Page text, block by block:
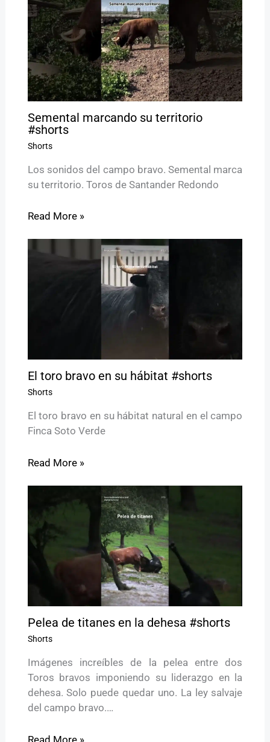
Semental marcando su territorio
#shorts
Shorts
Los sonidos del campo bravo. Semental marca
su territorio. Toros de Santander Redondo
Read More »
El toro bravo en su hábitat #shorts
Shorts
El toro bravo en su hábitat natural en el campo
Finca Soto Verde
Read More »
Pelea de titanes en la dehesa #shorts
Shorts
Imágenes increíbles de la pelea entre dos
Toros bravos imponiendo su liderazgo en la
dehesa. Solo puede quedar uno. La ley salvaje
del campo bravo.…
Read More »